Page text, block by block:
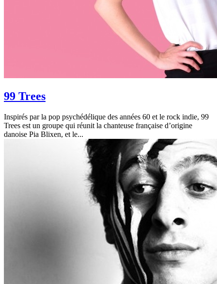
99 Trees
Inspirés par la pop psychédélique des années 60 et le rock indie, 99
Trees est un groupe qui réunit la chanteuse française d’origine
danoise Pia Blixen, et le...